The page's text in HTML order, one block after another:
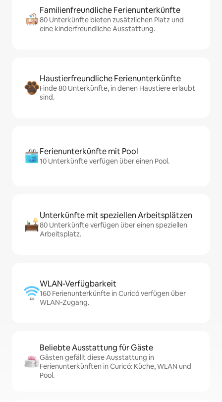
Familienfreundliche Ferienunterkünfte
80 Unterkünfte bieten zusätzlichen Platz und
eine kinderfreundliche Ausstattung.
Haustierfreundliche Ferienunterkünfte
Finde 80 Unterkünfte, in denen Haustiere erlaubt
sind.
Ferienunterkünfte mit Pool
10 Unterkünfte verfügen über einen Pool.
Unterkünfte mit speziellen Arbeitsplätzen
80 Unterkünfte verfügen über einen speziellen
Arbeitsplatz.
WLAN-Verfügbarkeit
160 Ferienunterkünfte in Curicó verfügen über
WLAN-Zugang.
Beliebte Ausstattung für Gäste
Gästen gefällt diese Ausstattung in
Ferienunterkünften in Curicó: Küche, WLAN und
Pool.